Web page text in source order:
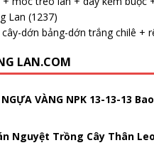
Lan (1237)
dớn bảng-dớn trắng chilê +
LAN.COM
VÀNG NPK 13-13-13
Nguyệt Trồng Cây Thân Leo